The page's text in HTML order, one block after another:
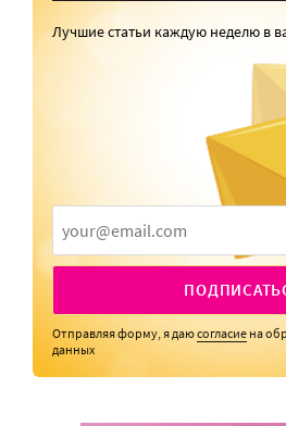
Лучшие статьи каждую неделю в
Отправляя форму, я даюсогласие на
данных